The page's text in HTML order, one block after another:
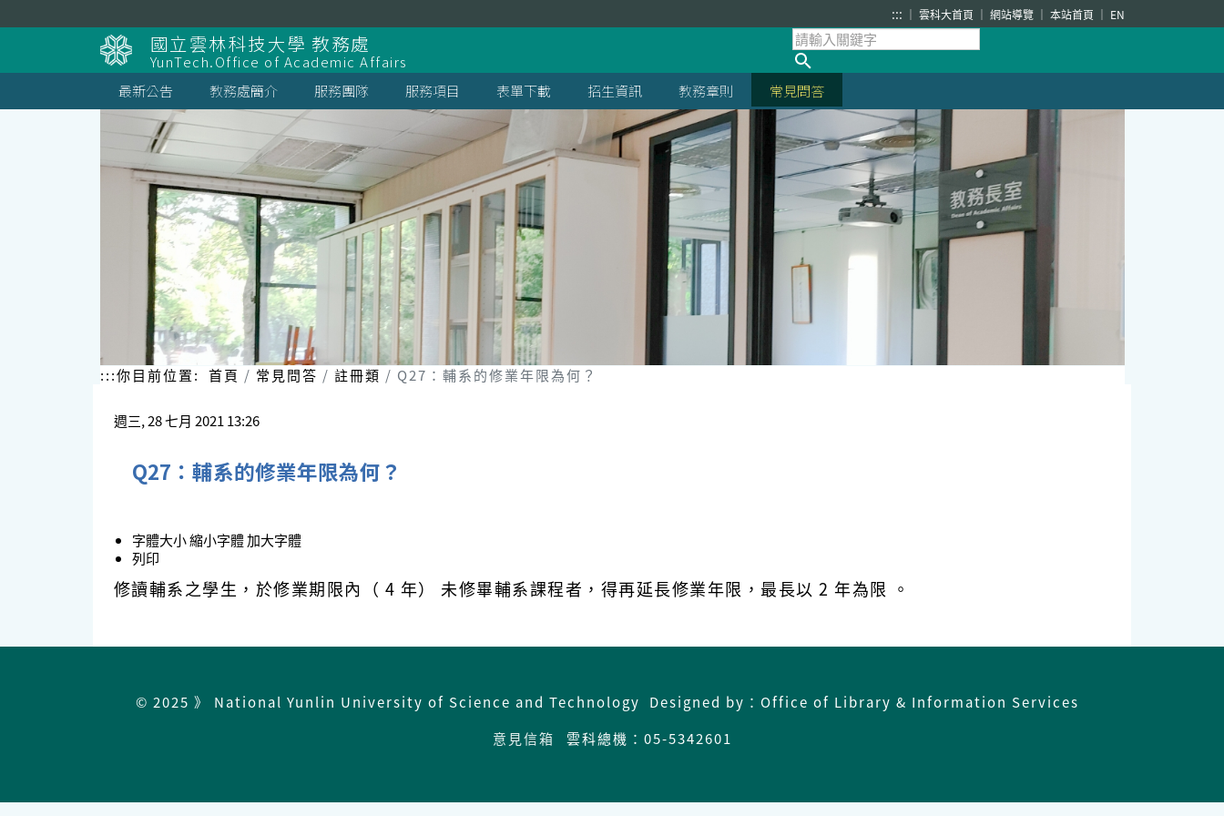
到
主
要
內
容
::: 雲科大首頁 網站導覽 本站首頁 EN
國立雲林科技大學 教務處
YunTech.Office of Academic Affairs
最新公告
教務處簡介 服務團隊 服務項目 表單下載 招生資訊 教務章則 常見問答
:::你目前位置: 首頁 常見問答 註冊類 Q27：輔系的修業年限為何？
週三, 28 七月 2021 13:26
Q27：輔系的修業年限為何？
字體大小縮小字體加大字體
列印
修讀輔系之學生，於修業期限內（ 4 年） 未修畢輔系課程者，得再延長修業年限，最長以 2 年為限 。
© 2025 》 National Yunlin University of Science and Technology Designed by：Office of Library & Information Services
意見信箱
雲科總機：05-5342601